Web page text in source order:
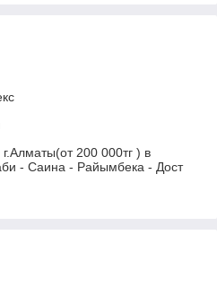
200 000тг ) в
- Саина - Райымбека - Дост